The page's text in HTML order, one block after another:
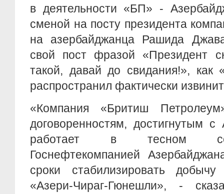
в деятельности «БП» -
сменой на посту президента
на азербайджанца Рашида
свой пост фразой «Президент
такой, давай до свидания!», как
распространил фактически
«Компания «Бритиш
договоренностям, достигнутым
работает в тесном
Госнефтекомпанией
сроки стабилизировать
«Азери-Чираг-Гюнешли», -